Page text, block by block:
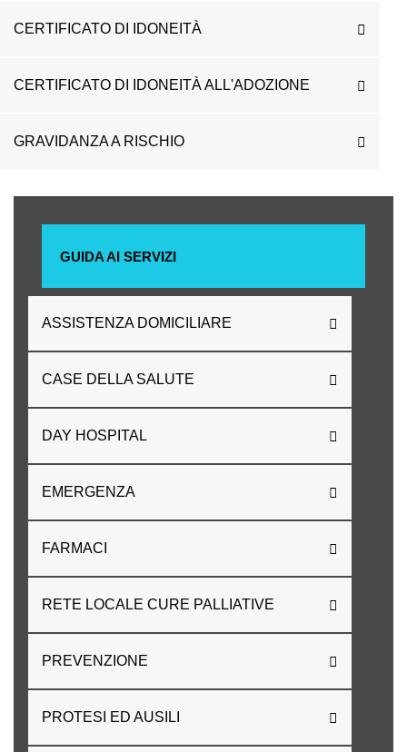
CERTIFICATO DI IDONEITÀ
CERTIFICATO DI IDONEITÀ ALL'ADOZIONE
GRAVIDANZA A RISCHIO
GUIDA AI SERVIZI
ASSISTENZA DOMICILIARE
CASE DELLA SALUTE
DAY HOSPITAL
EMERGENZA
FARMACI
RETE LOCALE CURE PALLIATIVE
PREVENZIONE
PROTESI ED AUSILI